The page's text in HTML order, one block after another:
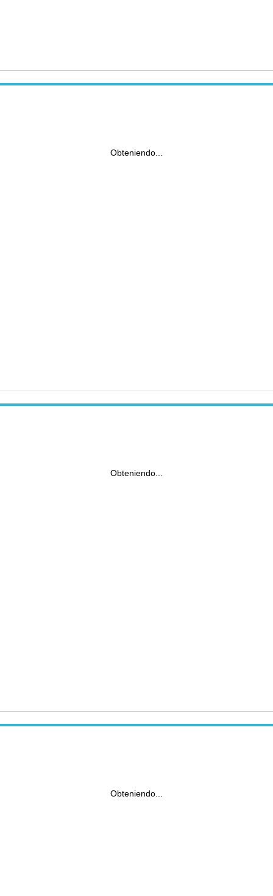
Obteniendo...
Obteniendo...
Obteniendo...